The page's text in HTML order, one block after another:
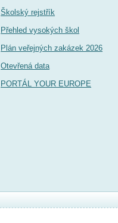
Školský rejstřík
Přehled vysokých škol
Plán veřejných zakázek 2026
Otevřená data
PORTÁL YOUR EUROPE